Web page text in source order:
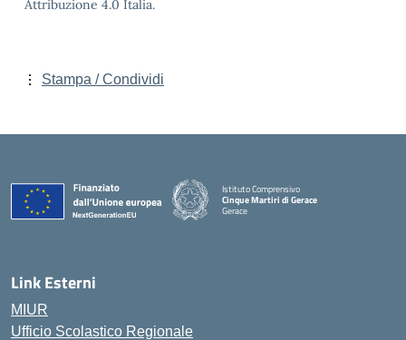
Attribuzione 4.0 Italia.
Stampa / Condividi
Istituto Comprensivo
Cinque Martiri di Gerace
Gerace
Link Esterni
MIUR
Ufficio Scolastico Regionale